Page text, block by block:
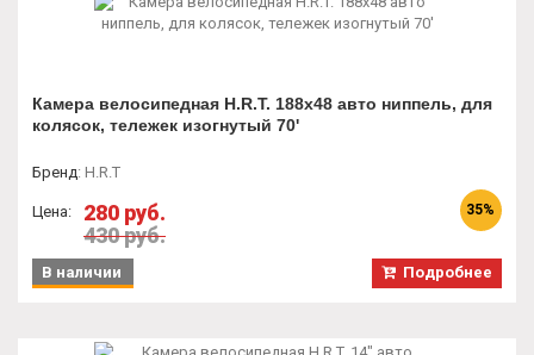
Камера велосипедная H.R.T. 188x48 авто ниппель, для
колясок, тележек изогнутый 70'
Бренд: H.R.T
Цена:
280 руб.
430 руб.
35%
Подробнее
В наличии